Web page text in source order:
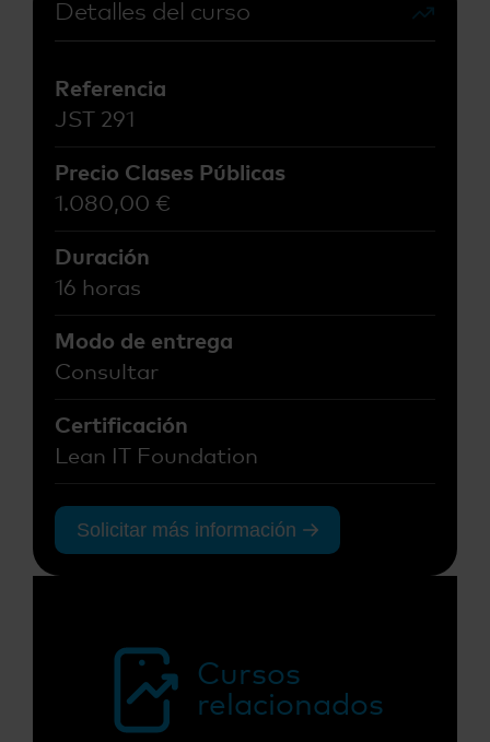
Detalles del curso
Referencia
JST 291
Precio Clases Públicas
1.080,00 €
Duración
16 horas
Modo de entrega
Consultar
Certificación
Lean IT Foundation
Solicitar más información
Cursos
relacionados